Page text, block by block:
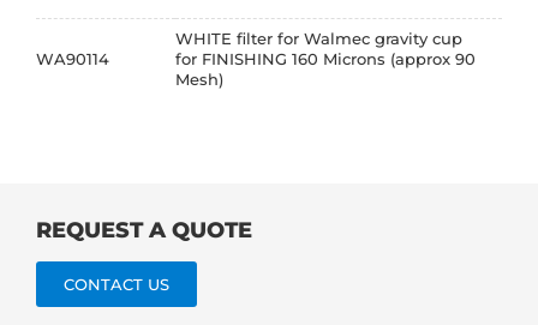
WA90114
WHITE filter for Walmec gravity cup
for FINISHING 160 Microns (approx 90
Mesh)
REQUEST A QUOTE
CONTACT US